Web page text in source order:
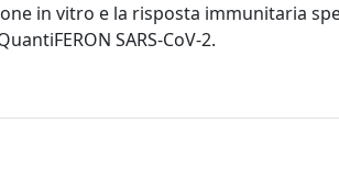
in vitro e la risposta immunitaria
SARS-CoV-2.